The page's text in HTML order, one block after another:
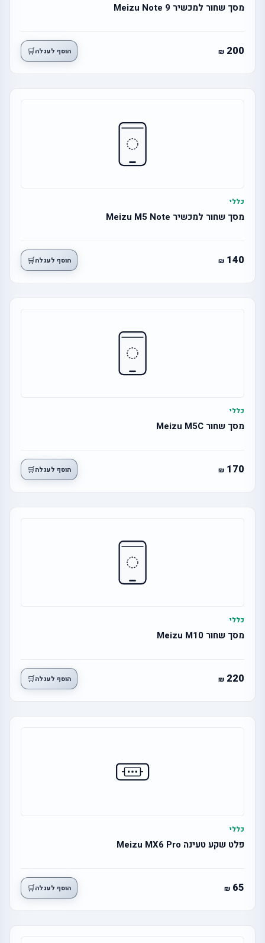
מסך שחור למכשיר 9 Meizu Note
200 הוסף לעגלה🛒
כללי
מסך שחור למכשיר Meizu M5 Note
140 הוסף לעגלה🛒
כללי
מסך שחור Meizu M5C
170 הוסף לעגלה🛒
כללי
מסך שחור Meizu M10
220 הוסף לעגלה🛒
כללי
פלט שקע טעינה Meizu MX6 Pro
65 הוסף לעגלה🛒